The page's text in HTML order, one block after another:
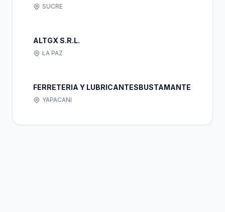
SUCRE
ALTGX S.R.L.
LA PAZ
FERRETERIA Y LUBRICANTESBUSTAMANTE
YAPACANI